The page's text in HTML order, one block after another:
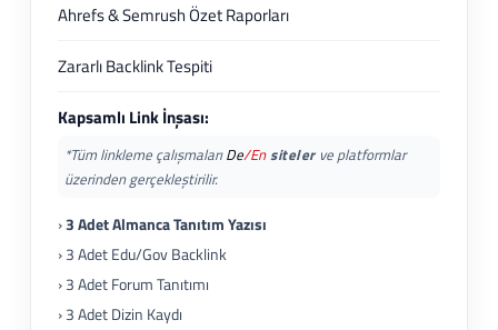
Ahrefs & Semrush Özet Raporları
Zararlı Backlink Tespiti
Kapsamlı Link İnşası:
*Tüm linkleme çalışmalarıDe/Ensitelerve platformlar
üzerinden gerçekleştirilir.
›3 Adet Almanca Tanıtım Yazısı
› 3 Adet Edu/Gov Backlink
› 3 Adet Forum Tanıtımı
› 3 Adet Dizin Kaydı